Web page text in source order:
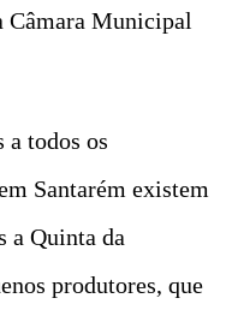
Câmara Municipal
a todos os
Santarém existem
a Quinta da
produtores, que